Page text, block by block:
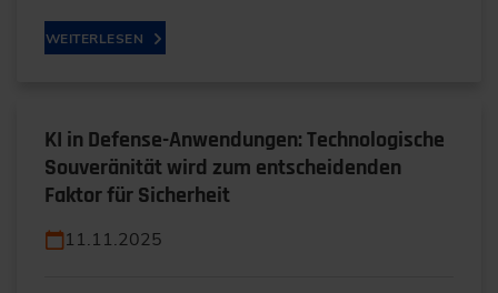
WEITERLESEN
KI in Defense-Anwendungen: Technologische
Souveränität wird zum entscheidenden
Faktor für Sicherheit
11.11.2025